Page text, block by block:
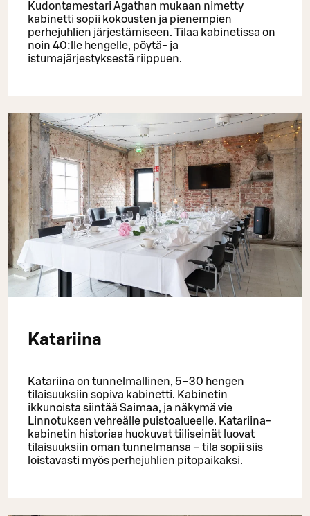
Kudontamestari Agathan mukaan nimetty
kabinetti sopii kokousten ja pienempien
perhejuhlien järjestämiseen. Tilaa kabinetissa on
noin 40:lle hengelle, pöytä- ja
istumajärjestyksestä riippuen.
Katariina
Katariina on tunnelmallinen, 5–30 hengen
tilaisuuksiin sopiva kabinetti. Kabinetin
ikkunoista siintää Saimaa, ja näkymä vie
Linnotuksen vehreälle puistoalueelle. Katariina-
kabinetin historiaa huokuvat tiiliseinät luovat
tilaisuuksiin oman tunnelmansa – tila sopii siis
loistavasti myös perhejuhlien pitopaikaksi.